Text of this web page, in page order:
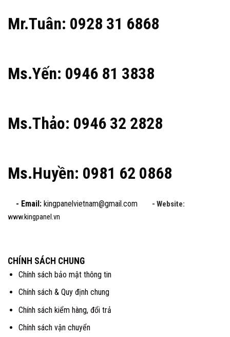
Mr.Tuân: 0928 31 6868
Ms.Yến: 0946 81 3838
Ms.Thảo: 0946 32 2828
Ms.Huyền: 0981 62 0868
- Email: kingpanelvietnam@gmail.com - Website:
www.kingpanel.vn
CHÍNH SÁCH CHUNG
Chính sách bảo mật thông tin
Chính sách & Quy định chung
Chính sách kiểm hàng, đổi trả
Chính sách vận chuyển